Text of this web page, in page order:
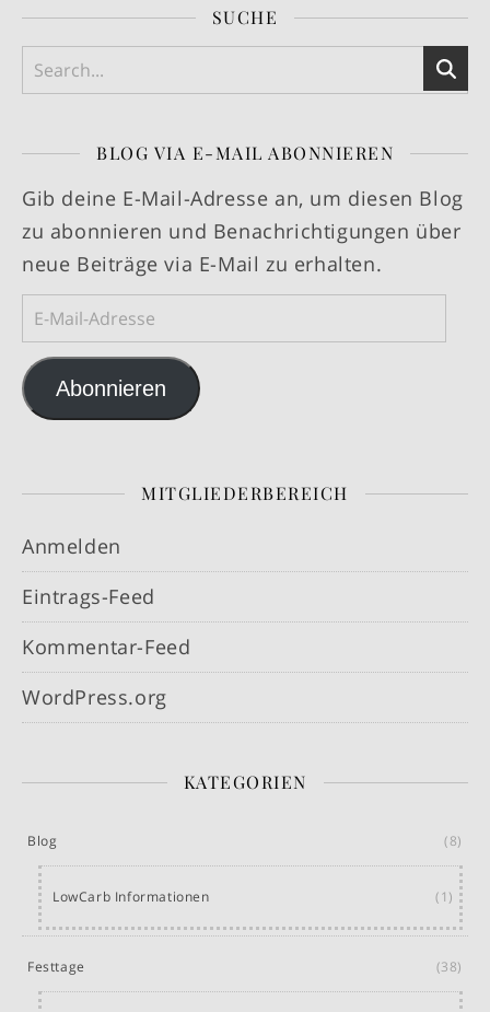
SUCHE
BLOG VIA E-MAIL ABONNIEREN
Gib deine E-Mail-Adresse an, um diesen Blog
zu abonnieren und Benachrichtigungen über
neue Beiträge via E-Mail zu erhalten.
E-Mail-Adresse
Abonnieren
MITGLIEDERBEREICH
Anmelden
Eintrags-Feed
Kommentar-Feed
WordPress.org
KATEGORIEN
Blog (8)
LowCarb Informationen (1)
Festtage (38)